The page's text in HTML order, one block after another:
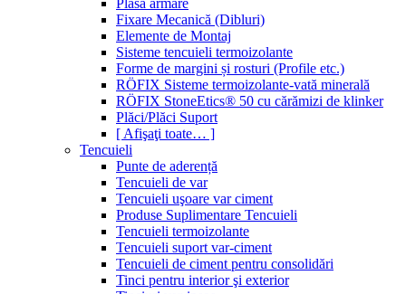
Fixare Mecanică (Dibluri)
Elemente de Montaj
Sisteme tencuieli termoizolante
Forme de margini și rosturi (Profile etc.)
RÖFIX Sisteme termoizolante-vată minerală
RÖFIX StoneEtics® 50 cu cărămizi de klinker
Plăci/Plăci Suport
[ Afişaţi toate… ]
Tencuieli
Punte de aderență
Tencuieli de var
Tencuieli uşoare var ciment
Produse Suplimentare Tencuieli
Tencuieli termoizolante
Tencuieli suport var-ciment
Tencuieli de ciment pentru consolidări
Tinci pentru interior şi exterior